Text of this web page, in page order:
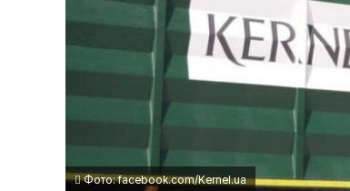
Фото: facebook.com/Kernel.ua